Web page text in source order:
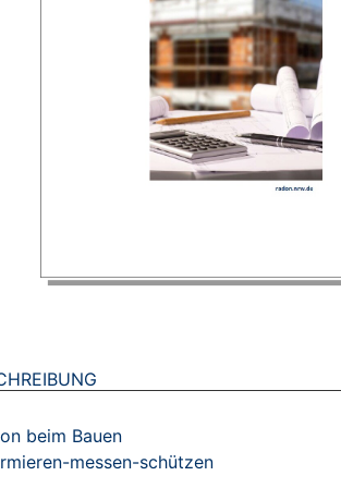
beim Bauen
messen-schützen